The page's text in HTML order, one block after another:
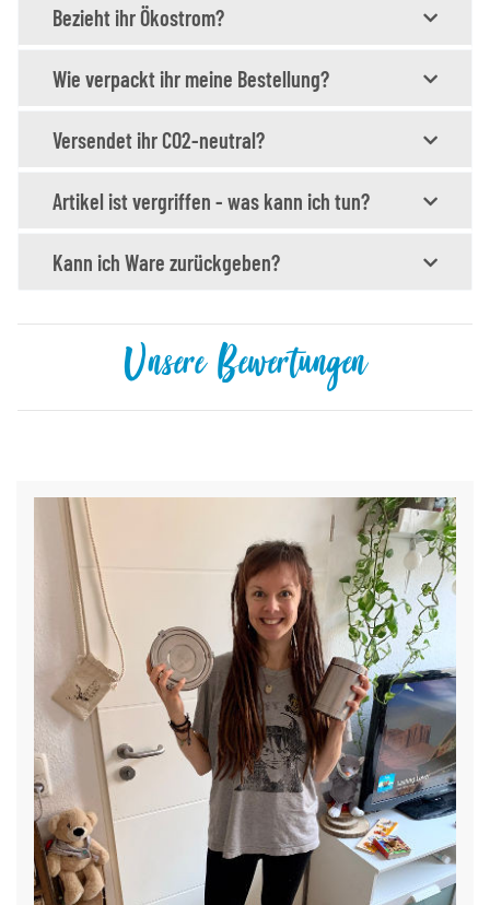
Bezieht ihr Ökostrom?
Wie verpackt ihr meine Bestellung?
Versendet ihr CO2-neutral?
Artikel ist vergriffen - was kann ich tun?
Kann ich Ware zurückgeben?
Unsere Bewertungen